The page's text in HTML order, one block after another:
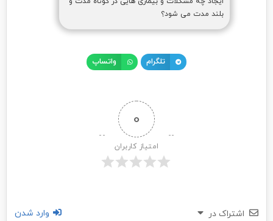
بلند مدت می شود؟
تلگرام واتساپ
0
امتیاز کاربران
اشتراک در وارد شدن